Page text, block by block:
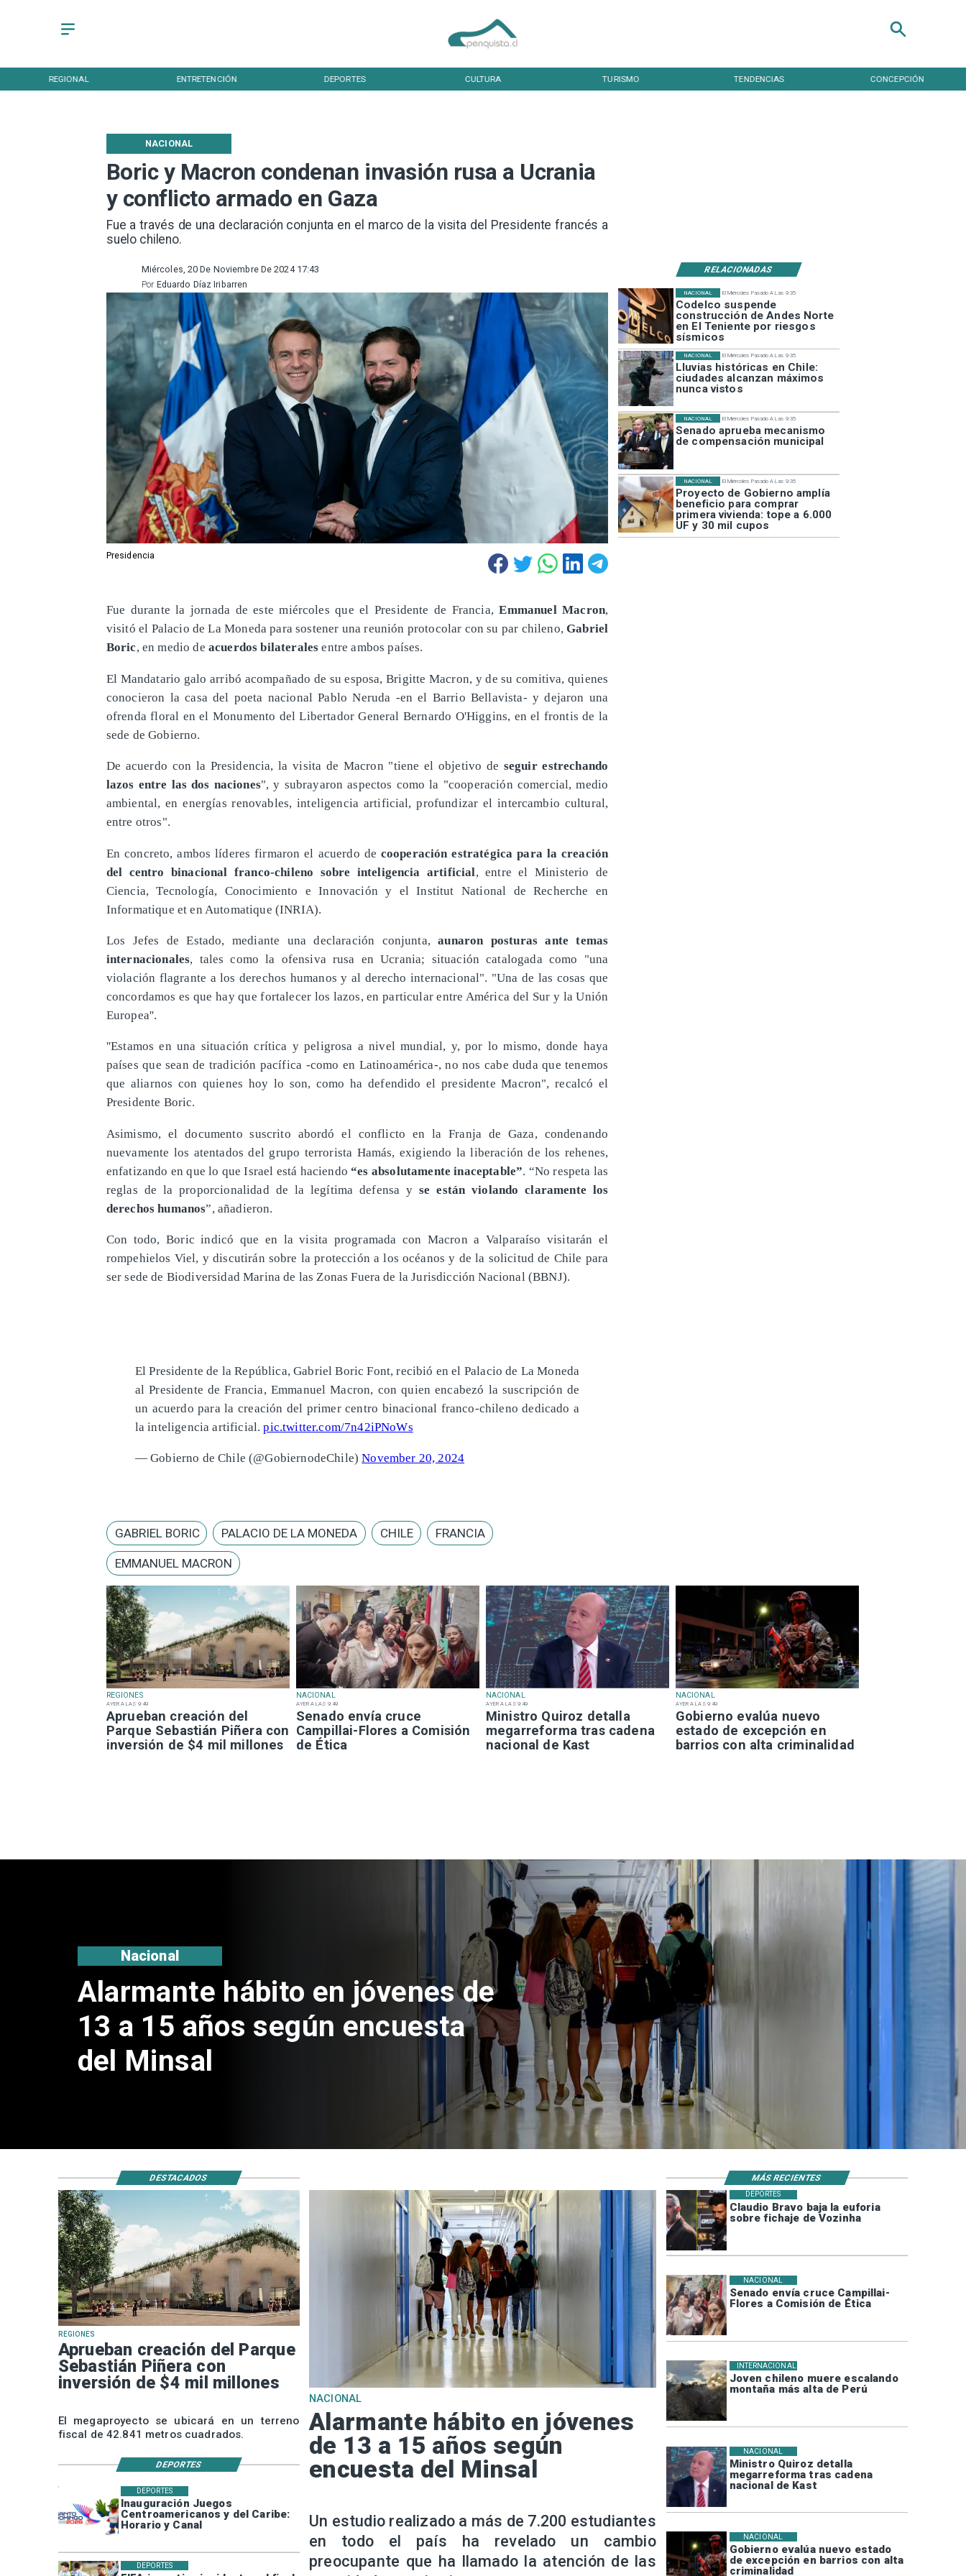
REGIONAL ENTRETENCIÓN DEPORTES CULTURA TURISMO TENDENCIAS CONCEPCIÓN
Boric y Macron condenan invasión rusa a Ucrania
y conflicto armado en Gaza
Fue a través de una declaración conjunta en el marco de la visita del Presidente francés a
suelo chileno.
NACIONAL
RELACIONADAS
Miércoles, 20 De Noviembre De 2024 17:43
Eduardo Díaz Iribarren
Por
Presidencia
REGIONES
AYER A LAS 9:49
Aprueban creación del
Parque Sebastián Piñera con
inversión de $4 mil millones
NACIONAL
AYER A LAS 9:49
Senado envía cruce
Campillai-Flores a Comisión
de Ética
NACIONAL
AYER A LAS 9:49
Ministro Quiroz detalla
megarreforma tras cadena
nacional de Kast
NACIONAL
AYER A LAS 9:49
Gobierno evalúa nuevo
estado de excepción en
barrios con alta criminalidad
El Miércoles Pasado A Las 9:35
Codelco suspende
construcción de Andes Norte
en El Teniente por riesgos
sísmicos
NACIONAL
El Miércoles Pasado A Las 9:35
Lluvias históricas en Chile:
ciudades alcanzan máximos
nunca vistos
NACIONAL
El Miércoles Pasado A Las 9:35
Senado aprueba mecanismo
de compensación municipal
NACIONAL
El Miércoles Pasado A Las 9:35
Proyecto de Gobierno amplía
beneficio para comprar
primera vivienda: tope a 6.000
UF y 30 mil cupos
NACIONAL
Fue durante la jornada de este miércoles que el Presidente de Francia,Emmanuel Macron,
visitó el Palacio de La Moneda para sostener una reunión protocolar con su par chileno,Gabriel
Boric, en medio de acuerdos bilaterales entre ambos países.
​El Mandatario galo arribó acompañado de su esposa, Brigitte Macron, y de su comitiva, quienes
conocieron la casa del poeta nacional Pablo Neruda -en el Barrio Bellavista- y dejaron una
ofrenda floral en el Monumento del Libertador General Bernardo O'Higgins, en el frontis de la
sede de Gobierno.
De acuerdo con la Presidencia, la visita de Macron "tiene el objetivo de seguir estrechando
lazos entre las dos naciones", y subrayaron aspectos como la "cooperación comercial, medio
ambiental, en energías renovables, inteligencia artificial, profundizar el intercambio cultural,
entre otros".
En concreto, ambos líderes firmaron el acuerdo de cooperación estratégica para la creación
del centro binacional franco-chileno sobre inteligencia artificial, entre el Ministerio de
Ciencia, Tecnología, Conocimiento e Innovación y el Institut National de Recherche en
Informatique et en Automatique (INRIA).
Los Jefes de Estado, mediante una declaración conjunta,aunaron posturas ante temas
internacionales, tales como la ofensiva rusa en Ucrania; situación catalogada como "una
violación flagrante a los derechos humanos y al derecho internacional". "Una de las cosas que
concordamos es que hay que fortalecer los lazos, en particular entre América del Sur y la Unión
Europea''.
''Estamos en una situación crítica y peligrosa a nivel mundial, y, por lo mismo, donde haya
países que sean de tradición pacífica -como en Latinoamérica-, no nos cabe duda que tenemos
que aliarnos con quienes hoy lo son, como ha defendido el presidente Macron", recalcó el
Presidente Boric.
Asimismo, el documento suscrito abordó el conflicto en la Franja de Gaza, condenando
nuevamente los atentados del grupo terrorista Hamás, exigiendo la liberación de los rehenes,
enfatizando en que lo que Israel está haciendo“es absolutamente inaceptable”. “No respeta las
reglas de la proporcionalidad de la legítima defensa yse están violando claramente los
derechos humanos”, añadieron.
Con todo, Boric indicó que en la visita programada con Macron a Valparaíso visitarán el
rompehielos Viel, y discutirán sobre la protección a los océanos y de la solicitud de Chile para
ser sede de Biodiversidad Marina de las Zonas Fuera de la Jurisdicción Nacional (BBNJ).
El Presidente de la República, Gabriel Boric Font, recibió en el Palacio de La Moneda
al Presidente de Francia, Emmanuel Macron, con quien encabezó la suscripción de
un acuerdo para la creación del primer centro binacional franco-chileno dedicado a
la inteligencia artificial.pic.twitter.com/7n42iPNoWs
— Gobierno de Chile (@GobiernodeChile)November 20, 2024
GABRIEL BORIC PALACIO DE LA MONEDA CHILE FRANCIA
EMMANUEL MACRON
Alarmante hábito en jóvenes de
13 a 15 años según encuesta
del Minsal
Nacional
Claudio Bravo baja la euforia
sobre fichaje de Vozinha
DEPORTES
Senado envía cruce Campillai-
Flores a Comisión de Ética
NACIONAL
Joven chileno muere escalando
montaña más alta de Perú
INTERNACIONAL
Ministro Quiroz detalla
megarreforma tras cadena
nacional de Kast
NACIONAL
Gobierno evalúa nuevo estado
de excepción en barrios con alta
criminalidad
NACIONAL
Inauguración Juegos
Centroamericanos y del Caribe:
Horario y Canal
DEPORTES
DEPORTES
REGIONES
Aprueban creación del Parque
Sebastián Piñera con
inversión de $4 mil millones
El megaproyecto se ubicará en un terreno
fiscal de 42.841 metros cuadrados.
NACIONAL
Alarmante hábito en jóvenes
de 13 a 15 años según
encuesta del Minsal
Un estudio realizado a más de 7.200 estudiantes
en todo el país ha revelado un cambio
preocupante que ha llamado la atención de las
DESTACADOS MÁS RECIENTES
DEPORTES